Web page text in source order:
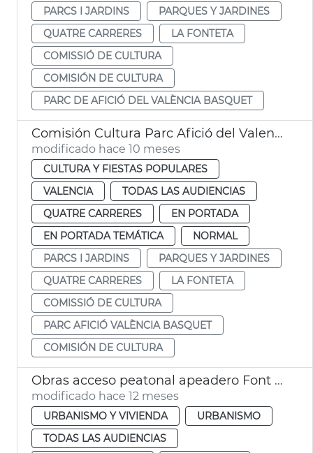
PARCS I JARDINS
PARQUES Y JARDINES
QUATRE CARRERES
LA FONTETA
COMISSIÓ DE CULTURA
COMISIÓN DE CULTURA
PARC DE AFICIÓ DEL VALÈNCIA BASQUET
Comisión Cultura Parc Afició del Valencia Basket
modificado hace 10 meses
CULTURA Y FIESTAS POPULARES
VALENCIA
TODAS LAS AUDIENCIAS
QUATRE CARRERES
EN PORTADA
EN PORTADA TEMÁTICA
NORMAL
PARCS I JARDINS
PARQUES Y JARDINES
QUATRE CARRERES
LA FONTETA
COMISSIÓ DE CULTURA
PARC AFICIÓ VALÈNCIA BASQUET
COMISIÓN DE CULTURA
Obras acceso peatonal apeadero Font de Sant Lluís
modificado hace 12 meses
URBANISMO Y VIVIENDA
URBANISMO
TODAS LAS AUDIENCIAS